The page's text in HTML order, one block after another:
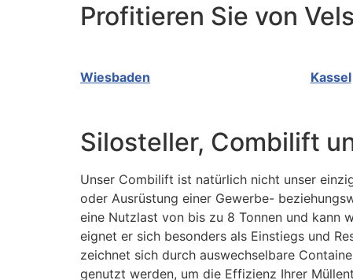
Profitieren Sie von
Wiesbaden Kassel
Silosteller, Combilift
Unser Combilift ist natürlich nicht unser
oder Ausrüstung einer Gewerbe-
eine Nutzlast von bis zu 8 Tonnen und kann
eignet er sich besonders als Einstiegs und
zeichnet sich durch auswechselbare
genutzt werden, um die Effizienz Ihrer